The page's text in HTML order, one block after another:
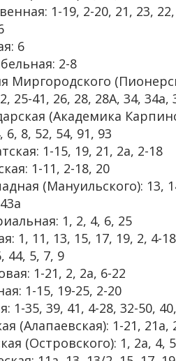
1-19, 2-20, 21, 23,
6
2-8
Миргородского
25-41, 26, 28, 28А, 34,
(Академика
6, 8, 52, 54, 91, 93
1-15, 19, 21, 2а, 2-18
1-11, 2-18, 20
(Мануильского): 13,
1, 2, 4, 6, 25
1, 11, 13, 15, 17, 19, 2, 4-
44, 5, 7, 9
1-21, 2, 2а, 6-22
1-15, 19-25, 2-20
1-35, 39, 41, 4-28, 32-50,
(Алапаевская): 1-21, 21а,
(Островского): 1, 2а, 4,